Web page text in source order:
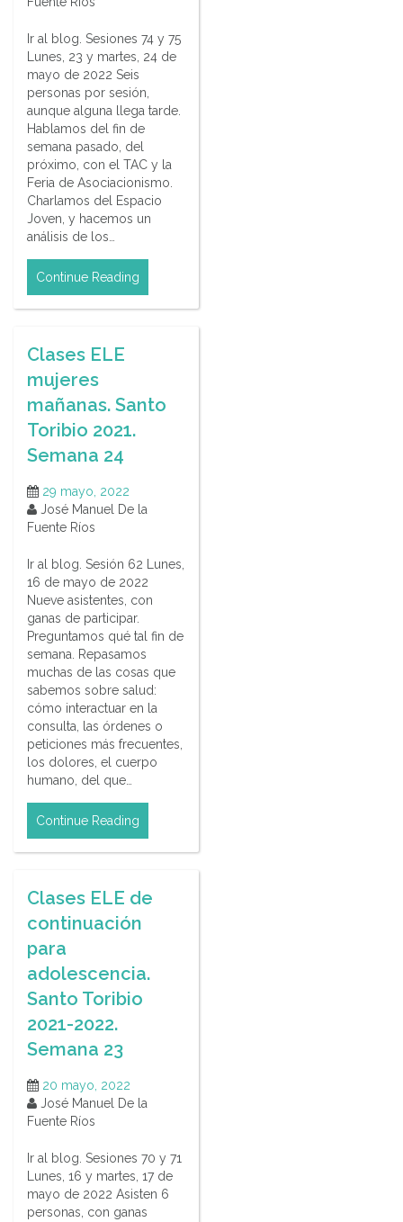
Ir al blog. Sesiones 74 y 75
Lunes, 23 y martes, 24 de
mayo de 2022 Seis
personas por sesión,
aunque alguna llega tarde.
Hablamos del fin de
semana pasado, del
próximo, con el TAC y la
Feria de Asociacionismo.
Charlamos del Espacio
Joven, y hacemos un
análisis de los…
Continue Reading
Clases ELE
mujeres
mañanas. Santo
Toribio 2021.
Semana 24
29 mayo, 2022
José Manuel De la
Fuente Ríos
Ir al blog. Sesión 62 Lunes,
16 de mayo de 2022
Nueve asistentes, con
ganas de participar.
Preguntamos qué tal fin de
semana. Repasamos
muchas de las cosas que
sabemos sobre salud:
cómo interactuar en la
consulta, las órdenes o
peticiones más frecuentes,
los dolores, el cuerpo
humano, del que…
Continue Reading
Clases ELE de
continuación
para
adolescencia.
Santo Toribio
2021-2022.
Semana 23
20 mayo, 2022
José Manuel De la
Fuente Ríos
Ir al blog. Sesiones 70 y 71
Lunes, 16 y martes, 17 de
mayo de 2022 Asisten 6
personas, con ganas